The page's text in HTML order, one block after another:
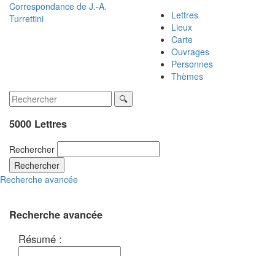
Correspondance de J.-A.
Turrettini
Lettres
Lieux
Carte
Ouvrages
Personnes
Thèmes
5000 Lettres
Rechercher
Rechercher
Recherche avancée
Recherche avancée
Résumé :